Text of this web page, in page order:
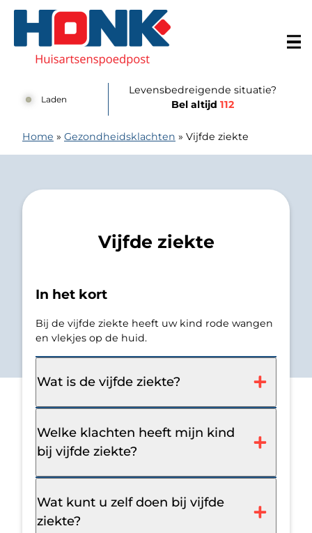
Laden
Levensbedreigende situatie?
Bel altijd112
Home » Gezondheidsklachten » Vijfde ziekte
Vijfde ziekte
In het kort
Bij de vijfde ziekte heeft uw kind rode wangen
en vlekjes op de huid.
Wat is de vijfde ziekte?
Welke klachten heeft mijn kind
bij vijfde ziekte?
Wat kunt u zelf doen bij vijfde
ziekte?